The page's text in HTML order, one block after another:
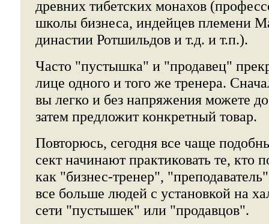
древних тибетских монахов
школы бизнеса, индейцев племени
династии Ротшильдов и т.д. и т.п.).
Часто "пустышка" и "продавец"
лице одного и того же тренера.
вы легко и без напряжения можете
затем предложит конкретный товар.
Повторюсь, сегодня все чаще
сект начинают практиковать те, кто
как "бизнес-тренер",
все больше людей с установкой на
сети "пустышек" или "продавцов".